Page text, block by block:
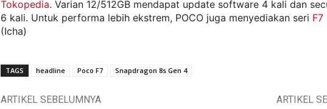
Tokopedia. Varian 12/512GB mendapat update software 4 kali dan
6 kali. Untuk performa lebih ekstrem, POCO juga menyediakan seri F7
(Icha)
TAGS headline Poco F7 Snapdragon 8s Gen 4
ARTIKEL SEBELUMNYA ARTIKEL